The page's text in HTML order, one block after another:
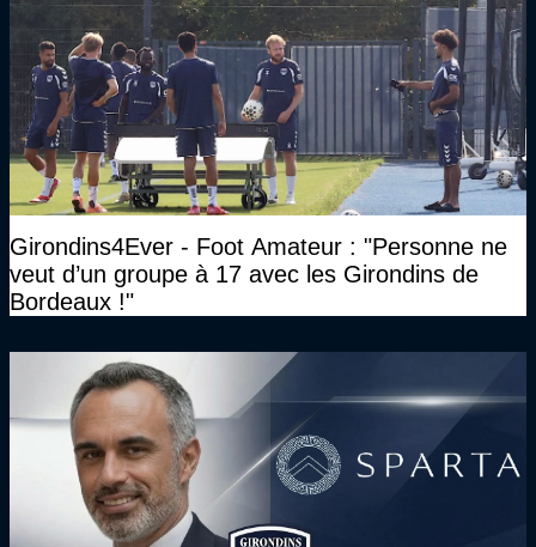
Girondins4Ever - Foot Amateur : "Personne ne
veut d’un groupe à 17 avec les Girondins de
Bordeaux !"